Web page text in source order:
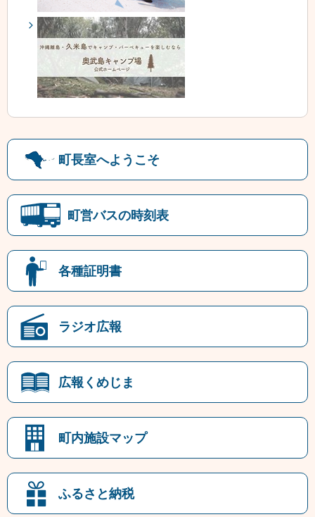
町長室へようこそ
町営バスの時刻表
各種証明書
ラジオ広報
広報くめじま
町内施設マップ
ふるさと納税